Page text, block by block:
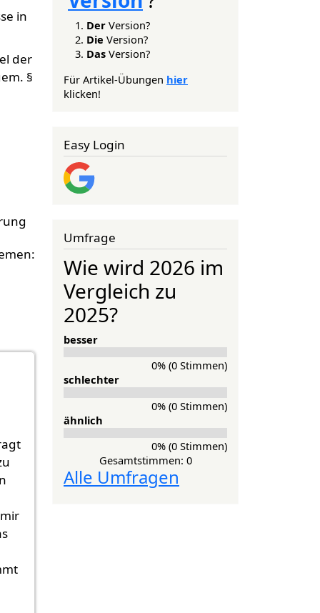
in
der
§
Der Version?
Die Version?
Das Version?
Für Artikel-Übungen hier
klicken!
Easy Login
Umfrage
Wie wird 2026 im
Vergleich zu
2025?
besser
0% (0 Stimmen)
schlechter
0% (0 Stimmen)
ähnlich
0% (0 Stimmen)
Gesamtstimmen: 0
Alle Umfragen